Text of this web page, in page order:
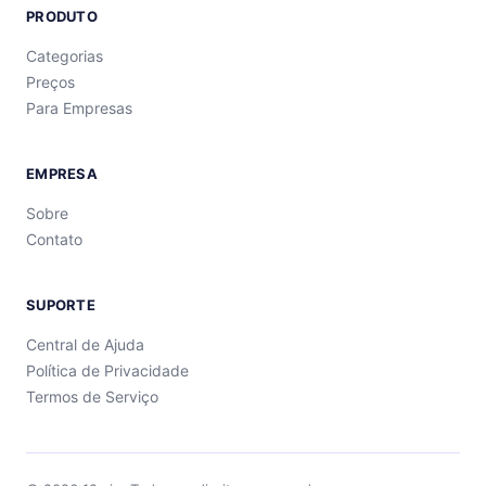
PRODUTO
Categorias
Preços
Para Empresas
EMPRESA
Sobre
Contato
SUPORTE
Central de Ajuda
Política de Privacidade
Termos de Serviço